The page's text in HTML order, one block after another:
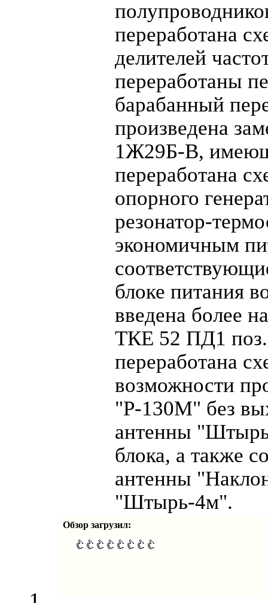
переработана
делителей
переработаны
барабанный
произведена
1Ж29Б-В,
переработана
опорного
резонатор-
экономичным
блоке питания
введена более
ТКЕ 52 ПД1
переработана
возможности
"Р-130М" без
антенны
блока, а также
антенны
"Штырь-4м".
Обзор загрузил: